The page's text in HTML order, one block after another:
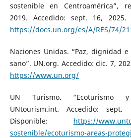
sostenible en Centroamérica”,
2019. Accedido: sept. 16,
https://docs.un.org/es/A/RES/74/
Naciones Unidas. “Paz, dignidad
sano”. UN.org. Accedido: dic. 7,
https://www.un.org/
UN Turismo. “Ecoturismo
UNtourism.int. Accedido:
Disponible: https://
sostenible/ecoturismo-areas-